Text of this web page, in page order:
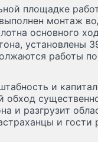
площадке
монтаж
основного
установлены
работы
и
обход
и разгрузит
и